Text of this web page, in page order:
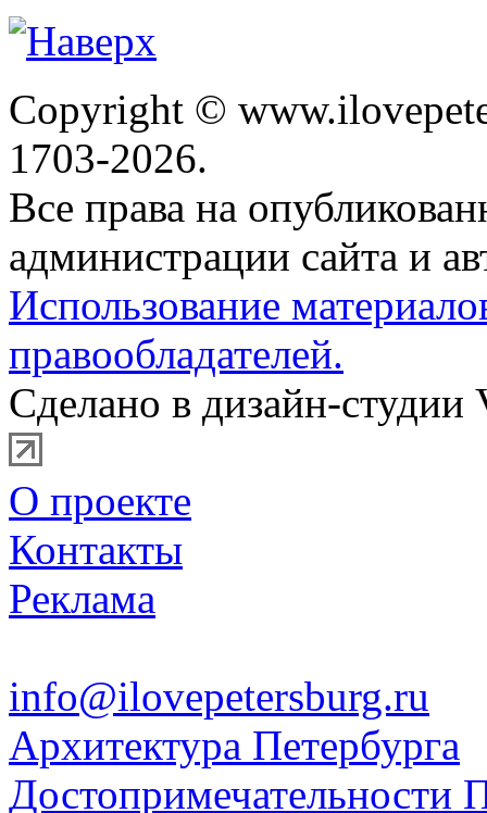
Copyright ©
1703-2026.
Все права на
администрации сайта и
Использование
правообладателей.
Сделано в дизайн-студии
О проекте
Контакты
Реклама
info@ilovepetersburg.ru
Архитектура Петербурга
Достопримечательности